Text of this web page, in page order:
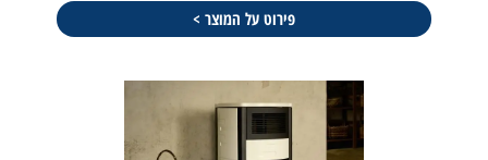
פירוט על המוצר >